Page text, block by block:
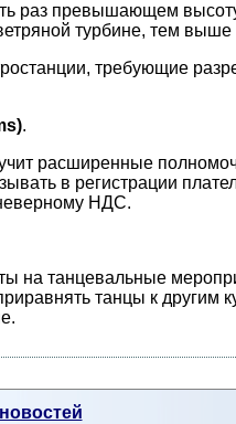
раз превышающем
турбине, тем выше
требующие
.
расширенные
в регистрации
НДС.
танцевальные
танцы к другим